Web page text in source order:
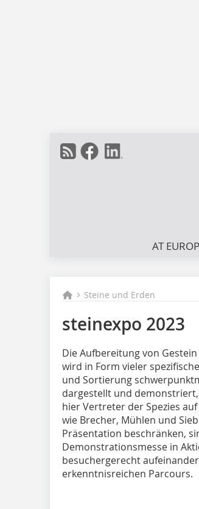
AT
Steine und Erden
steinexpo 2023
Die Aufbereitung von
wird in Form vieler
und Sortierung
dargestellt und demonstriert,
hier Vertreter der Spezies
wie Brecher, Mühlen und
Präsentation beschränken,
Demonstrationsmesse in
besuchergerecht
erkenntnisreichen Parcours.